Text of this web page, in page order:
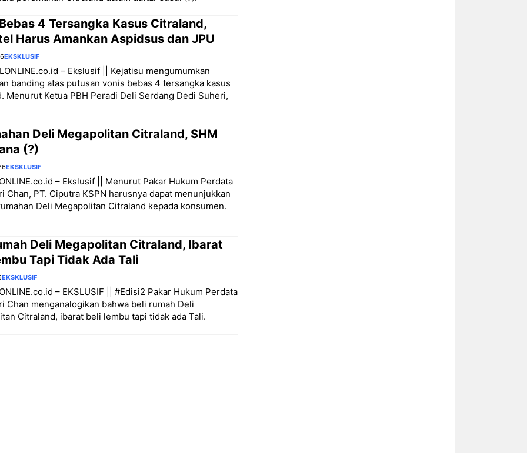
4 Tersangka Kasus Citraland,
Harus Amankan Aspidsus dan JPU
EKSKLUSIF
– Ekslusif || Kejatisu mengumumkan
banding atas putusan vonis bebas 4 tersangka kasus
Menurut Ketua PBH Peradi Deli Serdang Dedi Suheri,
Deli Megapolitan Citraland, SHM
(?)
EKSKLUSIF
– Ekslusif || Menurut Pakar Hukum Perdata
Chan, PT. Ciputra KSPN harusnya dapat menunjukkan
Deli Megapolitan Citraland kepada konsumen.
Deli Megapolitan Citraland, Ibarat
Tapi Tidak Ada Tali
EKSKLUSIF
– EKSLUSIF || ‎#Edisi2 Pakar Hukum Perdata
Chan menganalogikan bahwa beli rumah Deli
Citraland, ibarat beli lembu tapi tidak ada Tali.